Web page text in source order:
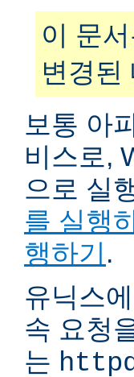
이 문
변경된
보통 아
비스로,
으로 실
를 실행
행하기 .
유닉스
속 요청
는